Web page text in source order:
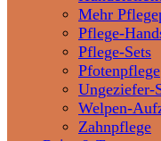
Mehr
Pflege-
Pflege-Sets
Pfotenpflege
Ungeziefer-
Welpen-
Zahnpflege